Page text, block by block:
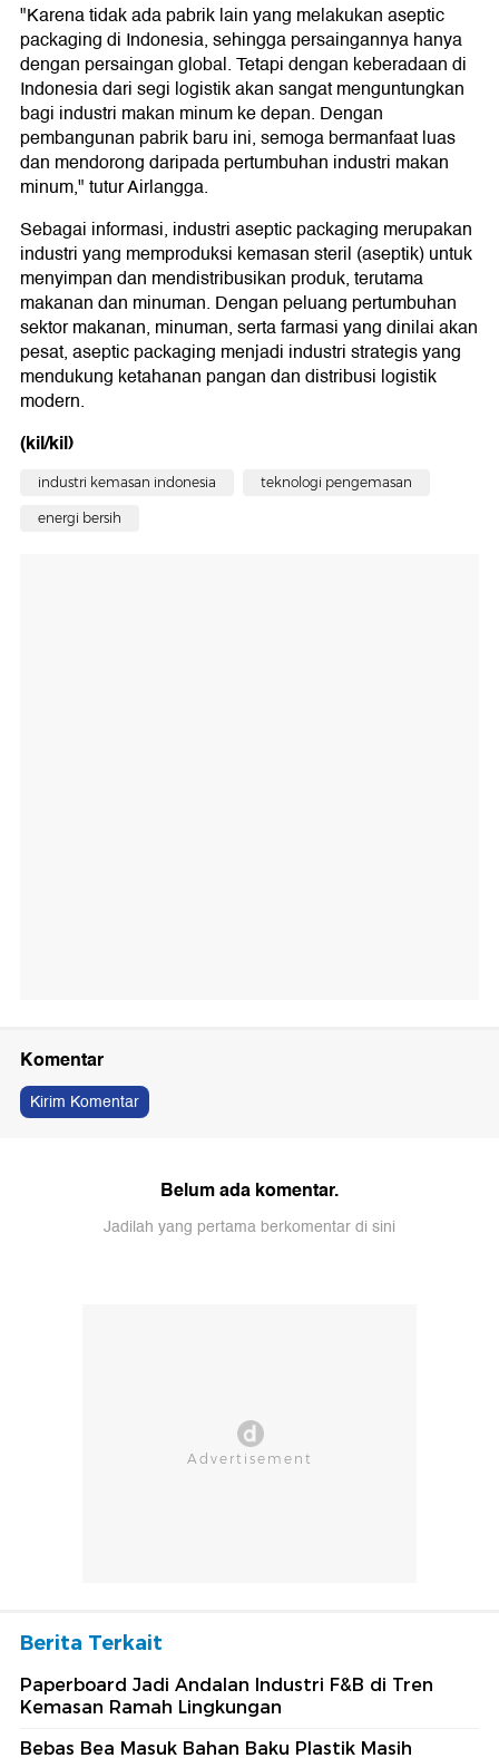
"Karena tidak ada pabrik lain yang melakukan aseptic
packaging di Indonesia, sehingga persaingannya hanya
dengan persaingan global. Tetapi dengan keberadaan di
Indonesia dari segi logistik akan sangat menguntungkan
bagi industri makan minum ke depan. Dengan
pembangunan pabrik baru ini, semoga bermanfaat luas
dan mendorong daripada pertumbuhan industri makan
minum," tutur Airlangga.
Sebagai informasi, industri aseptic packaging merupakan
industri yang memproduksi kemasan steril (aseptik) untuk
menyimpan dan mendistribusikan produk, terutama
makanan dan minuman. Dengan peluang pertumbuhan
sektor makanan, minuman, serta farmasi yang dinilai akan
pesat, aseptic packaging menjadi industri strategis yang
mendukung ketahanan pangan dan distribusi logistik
modern.
(kil/kil)
industri kemasan indonesia teknologi pengemasan
energi bersih
Komentar
Kirim Komentar
Belum ada komentar.
Jadilah yang pertama berkomentar di sini
Berita Terkait
Paperboard Jadi Andalan Industri F&B di Tren
Kemasan Ramah Lingkungan
Bebas Bea Masuk Bahan Baku Plastik Masih